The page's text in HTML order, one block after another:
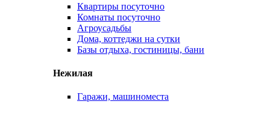
Квартиры посуточно
Комнаты посуточно
Агроусадьбы
Дома, коттеджи на сутки
Базы отдыха, гостиницы, бани
Нежилая
Гаражи, машиноместа